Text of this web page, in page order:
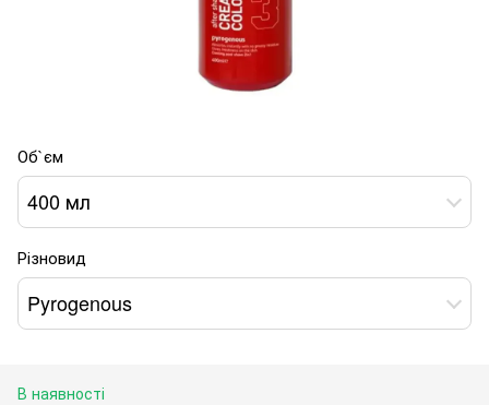
Об`єм
400 мл
Різновид
Pyrogenous
В наявності